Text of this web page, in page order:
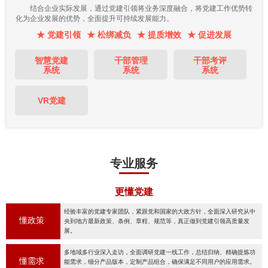
结合企业实际发展，通过党建引领将业务深度融合，将党建工作优势转
化为企业发展的优势，全面提升可持续发展能力。
★ 党建引领 ★ 松绑减负 ★ 提质增效 ★ 促进发展
智慧党建
系统
干部管理
系统
干部考评
系统
VR党建
专业服务
更懂党建
懂政策
经验丰富的党建专家团队，紧跟党和国家的大政方针，全面深入研究从中
央到地方最新政策、条例、章程、规范等，真正做到党建引领高质量发
展。
懂需求
多地域多行业深入走访，全面调研党建一线工作，总结归纳、精确提炼功
能需求，细分产品版本，定制产品组合，确保满足不同用户的应用需求。